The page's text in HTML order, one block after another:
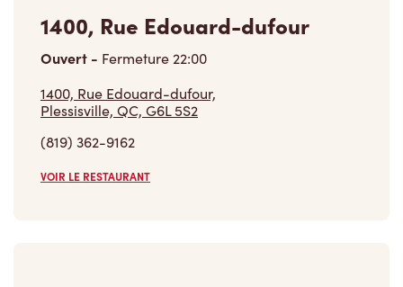
1400, Rue Edouard-dufour
Ouvert - Fermeture22:00
1400, Rue Edouard-dufour,
Plessisville, QC, G6L 5S2
(819) 362-9162
VOIR LE RESTAURANT